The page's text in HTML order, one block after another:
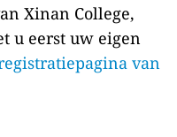
Xinan College,
u eerst uw eigen
van